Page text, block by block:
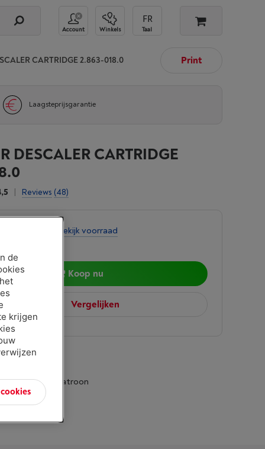
Account Winkels Taal
CARTRIDGE 2.863-018.0 Print
Laagsteprijsgarantie
DESCALER CARTRIDGE
| Reviews (48)
Bekijk voorraad
Koop nu
Vergelijken
Ontkalkingspatroon
de
krijgen